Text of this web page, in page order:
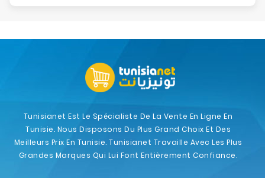
Tunisianet Est Le Spécialiste De La Vente En Ligne En
Tunisie. Nous Disposons Du Plus Grand Choix Et Des
Meilleurs Prix En Tunisie. Tunisianet Travaille Avec Les Plus
Grandes Marques Qui Lui Font Entièrement Confiance.